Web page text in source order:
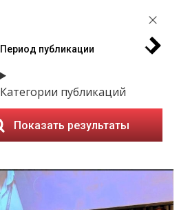
Период публикации
Категории публикаций
Показать результаты